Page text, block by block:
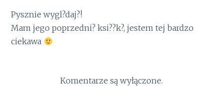
Pysznie wygl?daj?!
Mam jego poprzedni? ksi??k?, jestem tej bardzo
ciekawa
Komentarze są wyłączone.